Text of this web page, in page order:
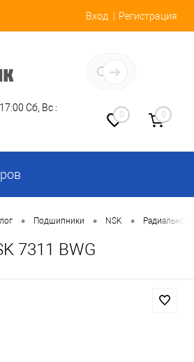
Вход Регистрация
Сб, Вс :
0 0
• Подшипники • NSK • Радиально-
7311 BWG